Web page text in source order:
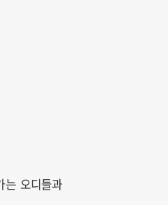
는 오디들과